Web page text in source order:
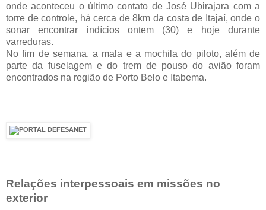
onde aconteceu o último contato de José Ubirajara com a
torre de controle, há cerca de 8km da costa de Itajaí, onde o
sonar encontrar indícios ontem (30) e hoje durante
varreduras.
No fim de semana, a mala e a mochila do piloto, além de
parte da fuselagem e do trem de pouso do avião foram
encontrados na região de Porto Belo e Itabema.
Relações interpessoais em missões no
exterior